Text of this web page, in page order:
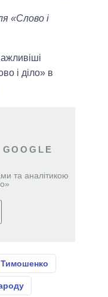
«Слово і
і діло» в
та аналітикою